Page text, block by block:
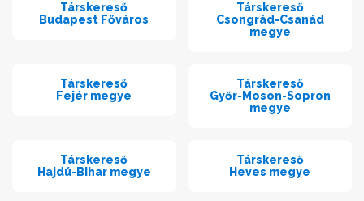
Társkereső
Budapest Főváros
Társkereső
Csongrád-Csanád
megye
Társkereső
Fejér megye
Társkereső
Győr-Moson-Sopron
megye
Társkereső
Hajdú-Bihar megye
Társkereső
Heves megye